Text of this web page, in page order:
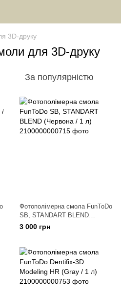
3D-друку
для 3D‑друку
За популярністю
Фотополімерна смола FunToDo
SB, STANDART BLEND
(Червона / 1 л)
3 000 грн